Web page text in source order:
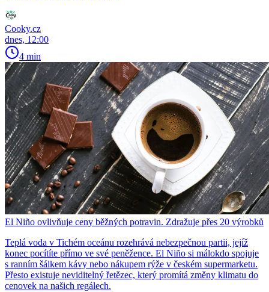
Cooky.cz
dnes, 12:00
4 min
El Niño ovlivňuje ceny běžných potravin. Zdražuje přes 20 výrobků
Teplá voda v Tichém oceánu rozehrává nebezpečnou partii, jejíž
konec pocítíte přímo ve své peněžence. El Niño si málokdo spojuje
s ranním šálkem kávy nebo nákupem rýže v českém supermarketu.
Přesto existuje neviditelný řetězec, který promítá změny klimatu do
cenovek na našich regálech.